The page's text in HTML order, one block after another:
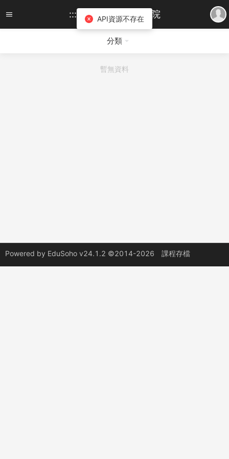
:::慧智科技::: 知識學院
分類
暫無資料
Powered by EduSoho v24.1.2 ©2014-2026 課程存檔
API資源不存在